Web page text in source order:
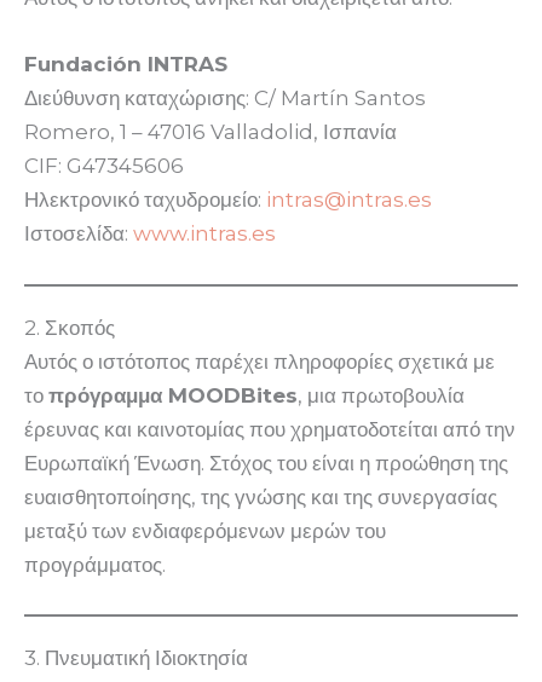
Fundación INTRAS
Διεύθυνση καταχώρισης: C/ Martín Santos
Romero, 1 – 47016 Valladolid, Ισπανία
CIF: G47345606
Ηλεκτρονικό ταχυδρομείο: intras@intras.es
Ιστοσελίδα: www.intras.es
2. Σκοπός
Αυτός ο ιστότοπος παρέχει πληροφορίες σχετικά με
το πρόγραμμα MOODBites, μια πρωτοβουλία
έρευνας και καινοτομίας που χρηματοδοτείται από την
Ευρωπαϊκή Ένωση. Στόχος του είναι η προώθηση της
ευαισθητοποίησης, της γνώσης και της συνεργασίας
μεταξύ των ενδιαφερόμενων μερών του
προγράμματος.
3. Πνευματική Ιδιοκτησία